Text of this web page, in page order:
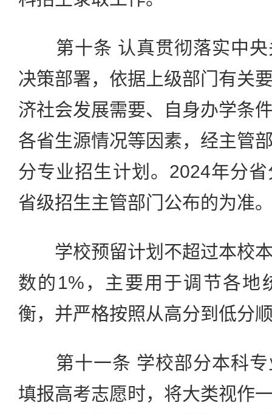
第十条 认真贯彻落实中央
决策部署，依据上级部门有关
济社会发展需要、自身办学条
各省生源情况等因素，经主管
分专业招生计划。2024年分
省级招生主管部门公布的为准
学校预留计划不超过本校本
数的1%，主要用于调节各地
衡，并严格按照从高分到低分
第十一条 学校部分本科专
填报高考志愿时，将大类视作